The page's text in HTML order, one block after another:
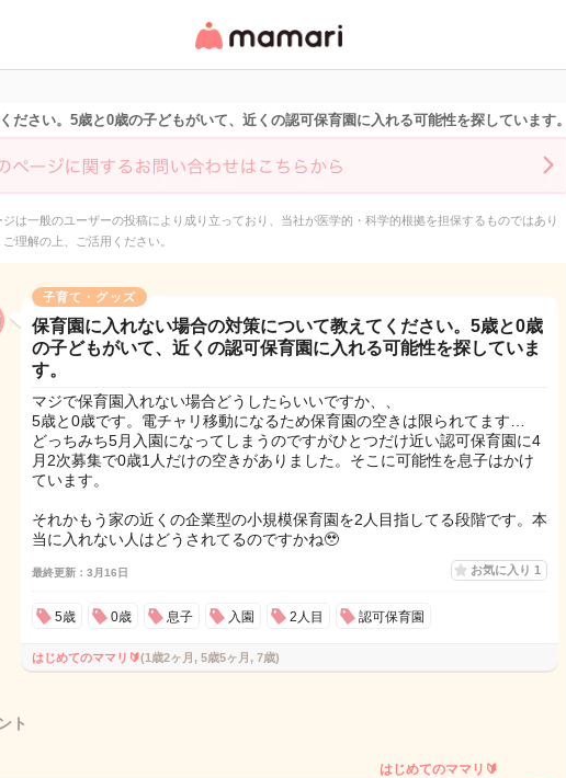
リ・情報サイト
ださい。5歳と0歳の子どもがいて、近くの認可保育園に入れる可能性を探しています。
は一般のユーザーの投稿により成り立っており、当社が医学的・科学的根拠を担保するものではあり
ご理解の上、ご活用ください。
子育て・グッズ
保育園に入れない場合の対策について教えてください。5歳と0歳
の子どもがいて、近くの認可保育園に入れる可能性を探していま
す。
マジで保育園入れない場合どうしたらいいですか、、
5歳と0歳です。電チャリ移動になるため保育園の空きは限られてます…
どっちみち5月入園になってしまうのですがひとつだけ近い認可保育園に4
月2次募集で0歳1人だけの空きがありました。そこに可能性を息子はかけ
ています。
それかもう家の近くの企業型の小規模保育園を2人目指してる段階です。本
当に入れない人はどうされてるのですかね🥹
最終更新：3月16日 お気に入り 1
5歳 0歳 息子 入園 2人目 認可保育園
はじめてのママリ🔰(1歳2ヶ月, 5歳5ヶ月, 7歳)
ト
はじめてのママリ🔰